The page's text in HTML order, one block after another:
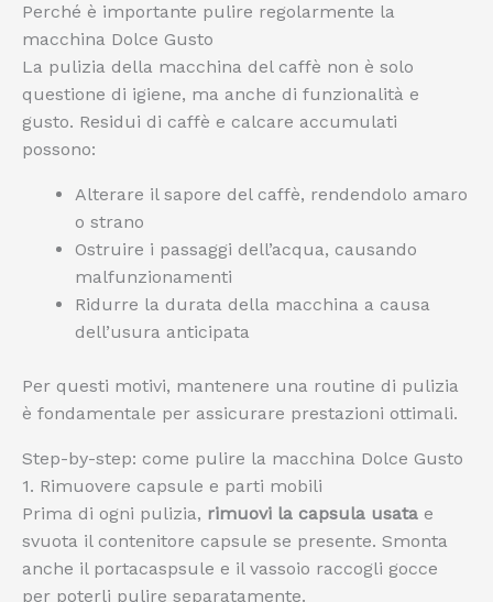
Perché è importante pulire regolarmente la
macchina Dolce Gusto
La pulizia della macchina del caffè non è solo
questione di igiene, ma anche di funzionalità e
gusto. Residui di caffè e calcare accumulati
possono:
Alterare il sapore del caffè, rendendolo amaro
o strano
Ostruire i passaggi dell’acqua, causando
malfunzionamenti
Ridurre la durata della macchina a causa
dell’usura anticipata
Per questi motivi, mantenere una routine di pulizia
è fondamentale per assicurare prestazioni ottimali.
Step-by-step: come pulire la macchina Dolce Gusto
1. Rimuovere capsule e parti mobili
Prima di ogni pulizia, rimuovi la capsula usata e
svuota il contenitore capsule se presente. Smonta
anche il portacaspsule e il vassoio raccogli gocce
per poterli pulire separatamente.